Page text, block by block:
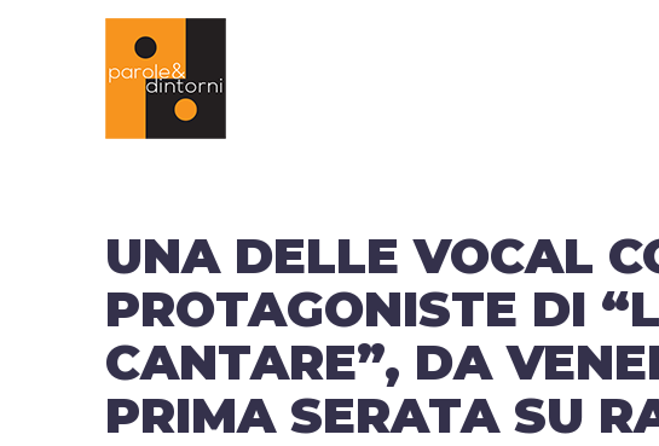
UNA DELLE VOCAL
PROTAGONISTE DI
CANTARE”, DA
PRIMA SERATA SU